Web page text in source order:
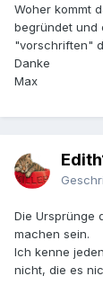
Woher kommt
begründet und
"vorschriften"
Danke
Max
Die Ursprünge
machen sein.
Ich kenne
nicht, die es